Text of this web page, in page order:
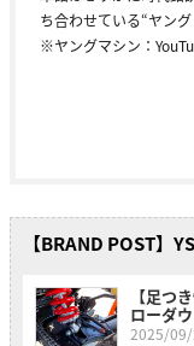
ち合わせている“ヤング
※ヤングマシン：
【BRAND POST】
【足つ
ローダ
2025/